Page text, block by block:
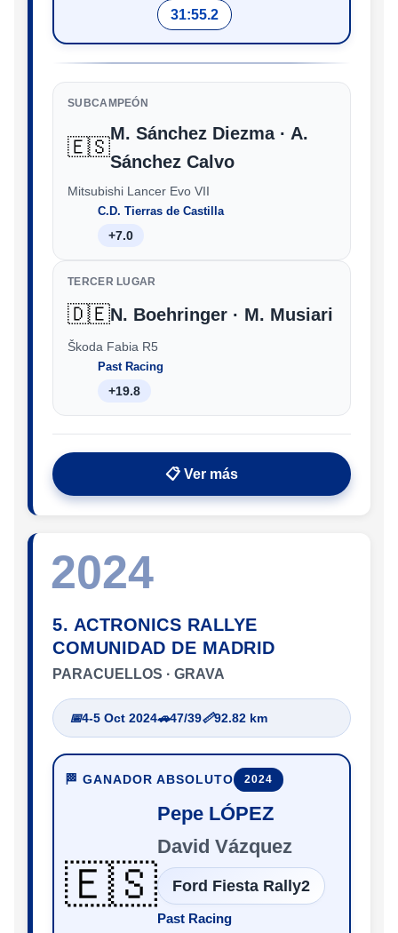
31:55.2
SUBCAMPEÓN
🇪🇸
M. Sánchez Diezma · A.
Sánchez Calvo
Mitsubishi Lancer Evo VII
C.D. Tierras de Castilla
+7.0
TERCER LUGAR
🇩🇪N. Boehringer · M. Musiari
Škoda Fabia R5
Past Racing
+19.8
📋 Ver más
2024
5. ACTRONICS RALLYE
COMUNIDAD DE MADRID
PARACUELLOS · GRAVA
📅4-5 Oct 2024🚗47/39📏92.82 km
🏁 GANADOR ABSOLUTO 2024
🇪🇸
Pepe LÓPEZ
David Vázquez
Ford Fiesta Rally2
Past Racing